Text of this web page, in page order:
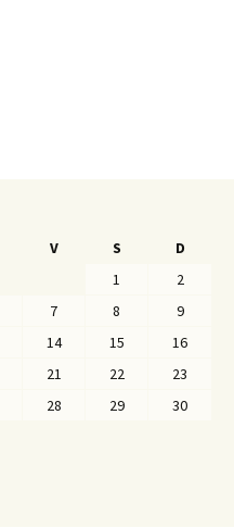
V S
D
1
2
7 8
9
14 15
16
21 22
23
28 29
30